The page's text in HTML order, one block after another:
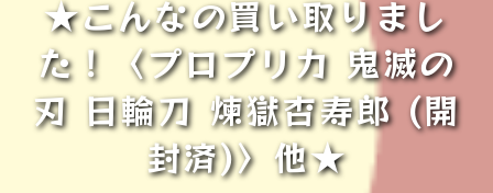
★こんなの買い取りまし
た！〈プロプリカ 鬼滅の
刃 日輪刀 煉獄杏寿郎 (開
封済)〉他★